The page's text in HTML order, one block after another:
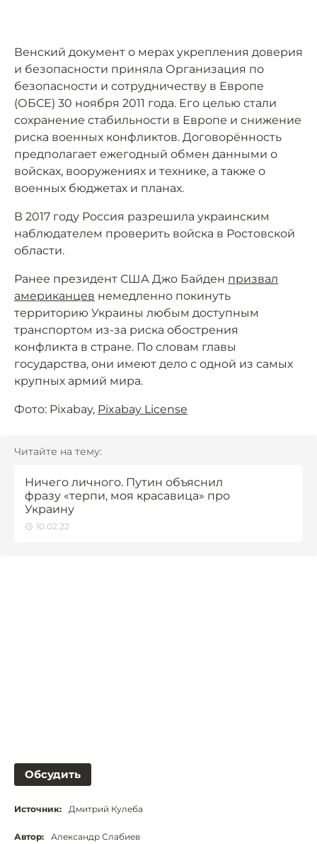
Венский документ о мерах укрепления доверия
и безопасности приняла Организация по
безопасности и сотрудничеству в Европе
(ОБСЕ) 30 ноября 2011 года. Его целью стали
сохранение стабильности в Европе и снижение
риска военных конфликтов. Договорённость
предполагает ежегодный обмен данными о
войсках, вооружениях и технике, а также о
военных бюджетах и планах.
В 2017 году Россия разрешила украинским
наблюдателем проверить войска в Ростовской
области.
Ранее президент США Джо Байден призвал
американцев немедленно покинуть
территорию Украины любым доступным
транспортом из-за риска обострения
конфликта в стране. По словам главы
государства, они имеют дело с одной из самых
крупных армий мира.
Фото: Pixabay, Pixabay License
Читайте на тему:
Ничего личного. Путин объяснил
фразу «терпи, моя красавица» про
Украину
10.02.22
Обсудить
Источник: Дмитрий Кулеба
Автор: Александр Слабиев